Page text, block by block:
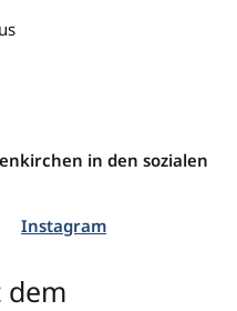
in den sozialen
Instagram
dem